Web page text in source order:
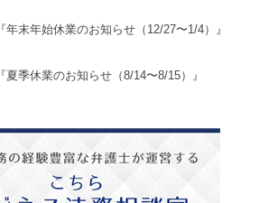
『年末年始休業のお知らせ（12/27〜1/4）』
『夏季休業のお知らせ（8/14〜8/15）』